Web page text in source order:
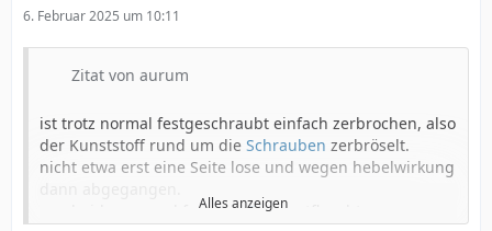
6. Februar 2025 um 10:11
Zitat von aurum
ist trotz normal festgeschraubt einfach zerbrochen, also
der Kunststoff rund um die Schrauben zerbröselt.
nicht etwa erst eine Seite lose und wegen hebelwirkung
war beides normal fest undRiggentfleuchte.
Alles anzeigen